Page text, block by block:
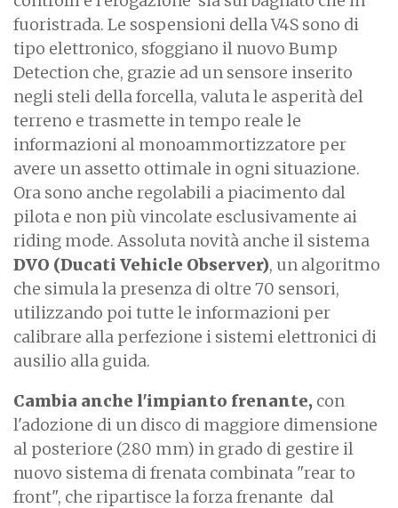
fuoristrada. Le sospensioni della V4S sono di
tipo elettronico, sfoggiano il nuovo Bump
Detection che, grazie ad un sensore inserito
negli steli della forcella, valuta le asperità del
terreno e trasmette in tempo reale le
informazioni al monoammortizzatore per
avere un assetto ottimale in ogni situazione.
Ora sono anche regolabili a piacimento dal
pilota e non più vincolate esclusivamente ai
riding mode. Assoluta novità anche il sistema
DVO (Ducati Vehicle Observer), un algoritmo
che simula la presenza di oltre 70 sensori,
utilizzando poi tutte le informazioni per
calibrare alla perfezione i sistemi elettronici di
ausilio alla guida.
Cambia anche l'impianto frenante, con
l'adozione di un disco di maggiore dimensione
al posteriore (280 mm) in grado di gestire il
nuovo sistema di frenata combinata "rear to
front", che ripartisce la forza frenante dal